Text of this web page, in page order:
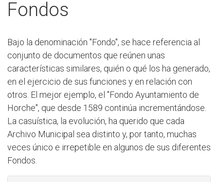
Fondos
Bajo la denominación "Fondo", se hace referencia al
conjunto de documentos que reúnen unas
características similares, quién o qué los ha generado,
en el ejercicio de sus funciones y en relación con
otros. El mejor ejemplo, el "Fondo Ayuntamiento de
Horche", que desde 1589 continúa incrementándose.
La casuística, la evolución, ha querido que cada
Archivo Municipal sea distinto y, por tanto, muchas
veces único e irrepetible en algunos de sus diferentes
Fondos.